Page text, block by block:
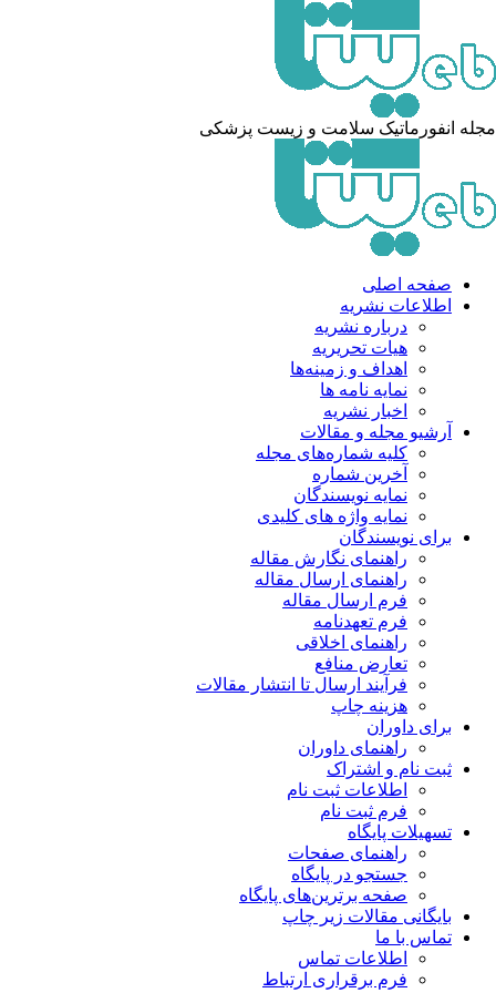
انفورماتیک سلامت و زیست پزشکی
صفحه اصلی
اطلاعات نشریه
درباره نشریه
هیات تحریریه
اهداف و زمینه‌ها
نمایه نامه ها
اخبار نشریه
آرشیو مجله و مقالات
کلیه شماره‌های مجله
آخرین شماره
نمایه نویسندگان
نمایه واژه های کلیدی
برای نویسندگان
راهنمای نگارش مقاله
راهنمای ارسال مقاله
فرم ارسال مقاله
فرم تعهدنامه
راهنمای اخلاقی
تعارض منافع
فرآیند ارسال تا انتشار مقالات
هزینه چاپ
برای داوران
راهنمای داوران
ثبت نام و اشتراک
اطلاعات ثبت نام
فرم ثبت نام
تسهیلات پایگاه
راهنمای صفحات
جستجو در پایگاه
صفحه برترین‌های پایگاه
بایگانی مقالات زیر چاپ
تماس با ما
اطلاعات تماس
فرم برقراری ارتباط